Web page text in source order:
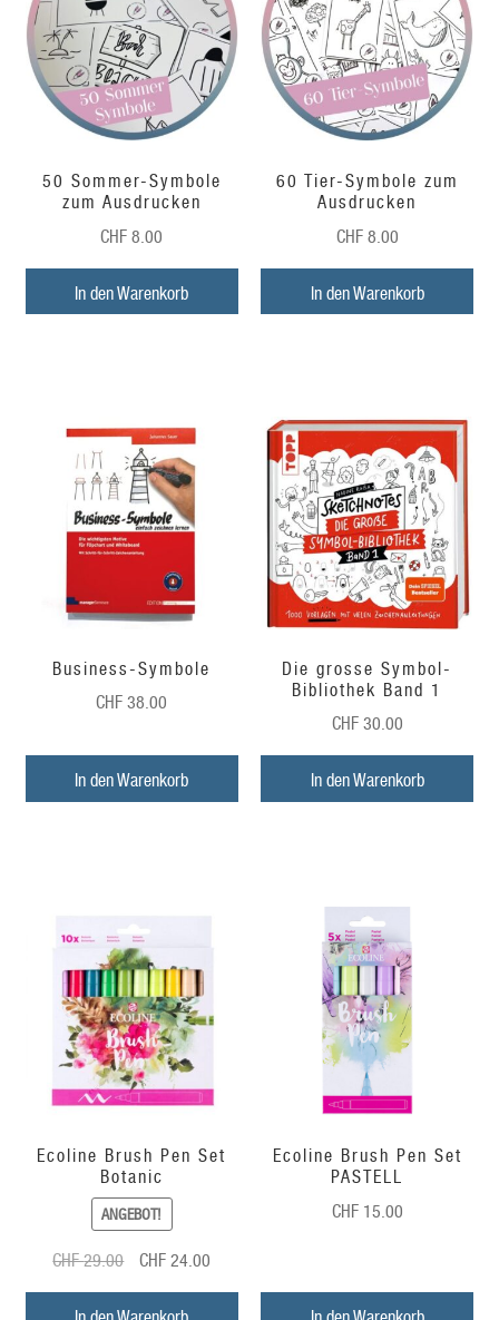
50 Sommer-Symbole
zum Ausdrucken
CHF8.00
In den Warenkorb
60 Tier-Symbole zum
Ausdrucken
CHF 8.00
In den Warenkorb
Business-Symbole
CHF38.00
In den Warenkorb
Die grosse Symbol-
Bibliothek Band 1
CHF 30.00
In den Warenkorb
Ecoline Brush Pen Set
Botanic
ANGEBOT!
CHF29.00
Ursprünglicher
war:
CHF24.00
Ecoline Brush Pen Set
PASTELL
CHF 15.00